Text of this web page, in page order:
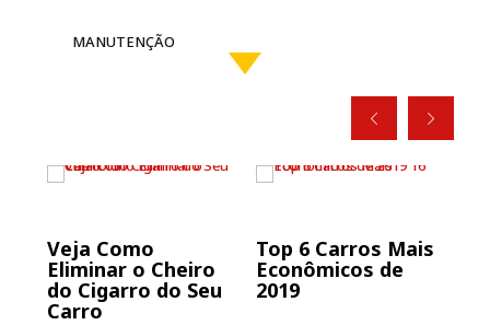
MANUTENÇÃO
Veja Como
Eliminar o Cheiro
do Cigarro do Seu
Carro
Top 6 Carros Mais
Econômicos de
2019